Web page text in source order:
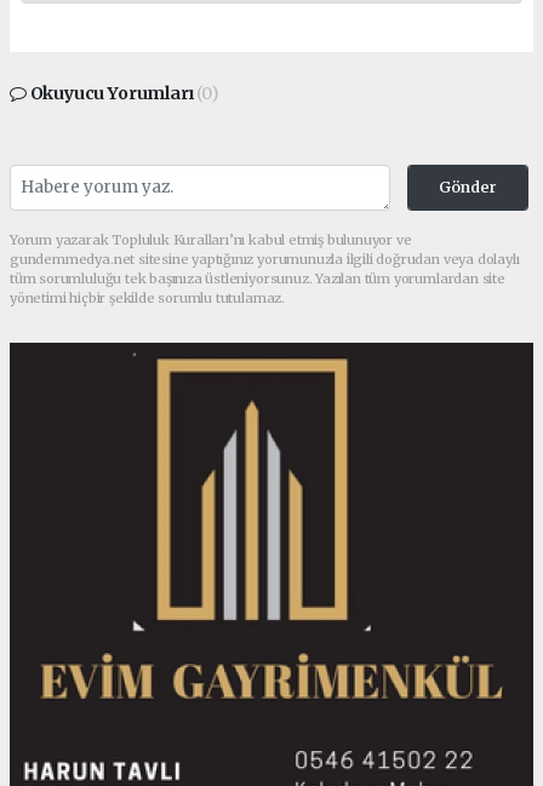
Okuyucu Yorumları(0)
Gönder
Yorum yazarak Topluluk Kuralları’nı kabul etmiş bulunuyor ve
gundemmedya.net sitesine yaptığınız yorumunuzla ilgili doğrudan veya dolaylı
tüm sorumluluğu tek başınıza üstleniyorsunuz. Yazılan tüm yorumlardan site
yönetimi hiçbir şekilde sorumlu tutulamaz.